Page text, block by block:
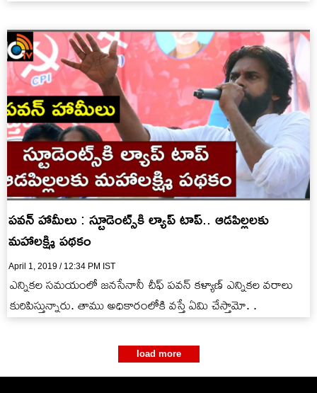
పవన్ హామీలు : స్టూడెంట్స్‌కి ల్యాప్ టాప్.. ఆడపిల్లలకు
మహాలక్ష్మి పథకం
April 1, 2019 / 12:34 PM IST
ఎన్నికల సమయంలో జనసేనానీ చీఫ్ పవన్ కళ్యాణ్ ఎన్నికల వరాలు
కురిపిస్తున్నారు. తాము అధికారంలోకి వస్తే ఏమి చేస్తామో. .
load more